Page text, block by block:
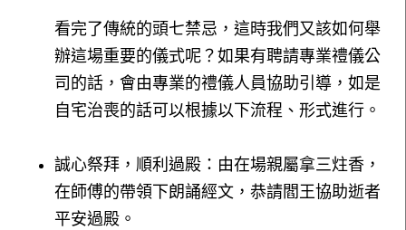
看完了傳統的頭七禁忌，這時我們又該如何舉
辦這場重要的儀式呢？如果有聘請專業禮儀公
司的話，會由專業的禮儀人員協助引導，如是
自宅治喪的話可以根據以下流程、形式進行。
誠心祭拜，順利過殿：由在場親屬拿三炷香，
在師傅的帶領下朗誦經文，恭請閻王協助逝者
平安過殿。